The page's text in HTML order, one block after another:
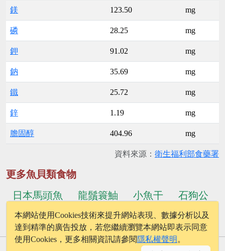
鎂 123.50 mg
磷 28.25 mg
鉀 91.02 mg
鈉 35.69 mg
鐵 25.72 mg
鋅 1.19 mg
膽固醇 404.96 mg
資料來源： 衛生福利部食藥署
更多魚貝類食物
日本馬頭魚
龍鬚簑鮋 小魚干
石狗公
真烏賊
深海角魚 ...更多食物
本網站使用Cookies技術來提升網站表現、數據分析以及
達到精準的廣告投放，若您繼續瀏覽本網站即表示同意
使用Cookies，更多相關資訊請參閱 隱私權聲明 。